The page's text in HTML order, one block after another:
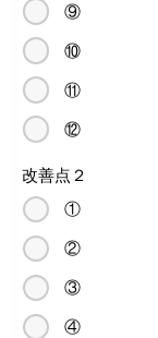
⑨
⑩
⑪
⑫
改善点２
①
②
③
④